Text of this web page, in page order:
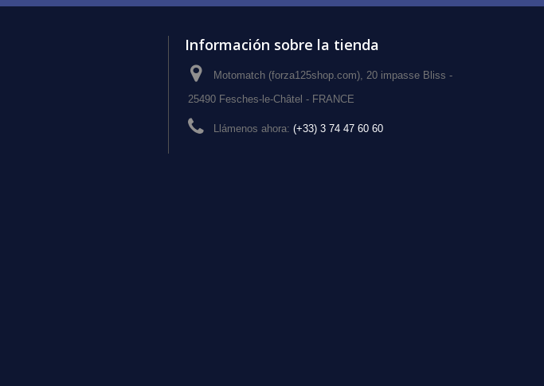
Información sobre la tienda
Motomatch (forza125shop.com), 20 impasse Bliss -
25490 Fesches-le-Châtel - FRANCE
Llámenos ahora: (+33) 3 74 47 60 60